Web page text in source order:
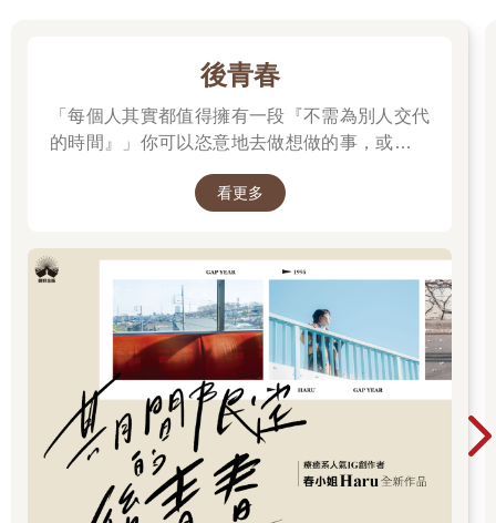
後青春
「每個人其實都值得擁有一段『不需為別人交代
的時間』」你可以恣意地去做想做的事，或是什
看更多